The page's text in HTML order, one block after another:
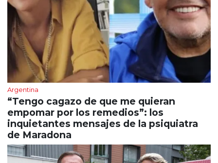
Argentina
“Tengo cagazo de que me quieran
empomar por los remedios”: los
inquietantes mensajes de la psiquiatra
de Maradona